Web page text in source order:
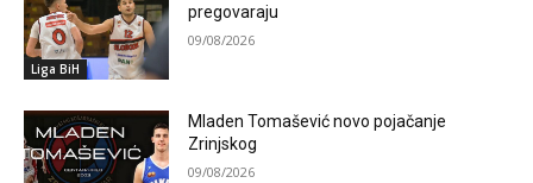
Liga BiH
pregovaraju
09/08/2026
Mladen Tomašević novo pojačanje
Zrinjskog
09/08/2026